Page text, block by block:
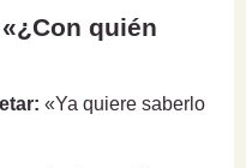
quién
«Ya quiere saberlo